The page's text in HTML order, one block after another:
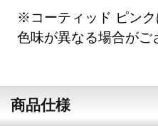
※コーティッド ピン
色味が異なる場合がご
商品仕様